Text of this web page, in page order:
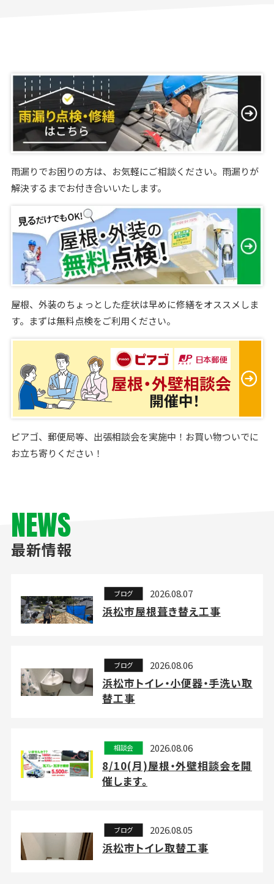
雨漏りでお困りの方は、お気軽にご相談ください。雨漏りが
解決するまでお付き合いいたします。
屋根、外装のちょっとした症状は早めに修繕をオススメしま
す。まずは無料点検をご利用ください。
ピアゴ、郵便局等、出張相談会を実施中！お買い物ついでに
お立ち寄りください！
NEWS
最新情報
ブログ 2026.08.07
浜松市屋根葺き替え工事
ブログ 2026.08.06
浜松市トイレ・小便器・手洗い取
替工事
相談会 2026.08.06
8/10(月)屋根・外壁相談会を開
催します。
ブログ 2026.08.05
浜松市トイレ取替工事